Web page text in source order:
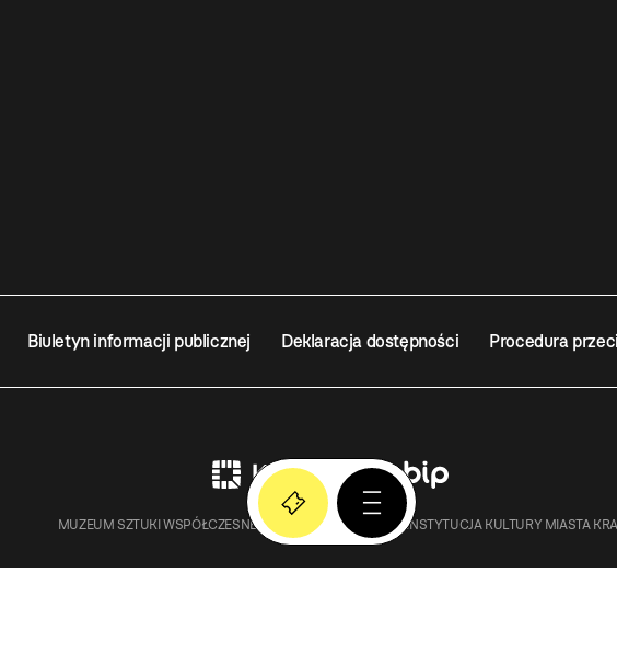
Biuletyn informacji publicznej Deklaracja dostępności Procedura
MUZEUM SZTUKI WSPÓŁCZESNEJ W KRAKOWIE MOCAK – INSTYTUCJA KULTURY MIASTA